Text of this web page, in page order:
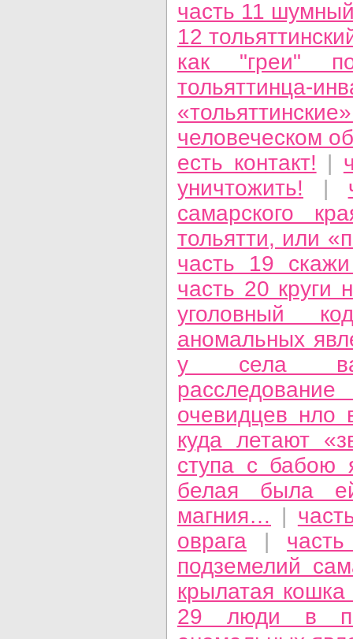
часть 11
12
как "греи"
тольяттинца-
человеческом
есть контакт! |
уничтожить!
|
самарского
тольятти, или
часть 19
часть 20 круги
уголовный
аномальных
у села
очевидцев нло
куда летают
ступа с бабою
белая была
магния… |
оврага
|
подземелий
крылатая кошка
29 люди в